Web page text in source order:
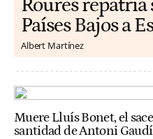
Roures
Países Bajos a
Albert Martínez
Muere Lluís Bonet, el
santidad de Antoni Gaudí